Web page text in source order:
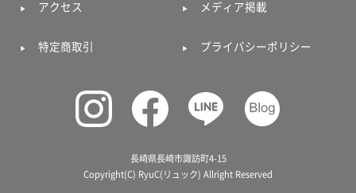
アクセス メディア掲載
特定商取引 プライバシーポリシー
長崎県長崎市諏訪町4-15
Copyright(C) RyuC(リュック) Allright Reserved